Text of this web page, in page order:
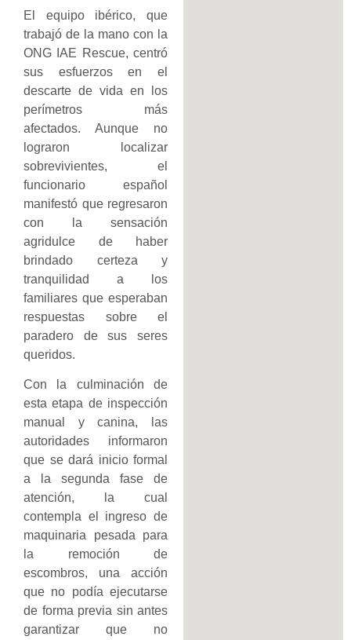
El equipo ibérico, que
trabajó de la mano con la
ONG IAE Rescue, centró
sus esfuerzos en el
descarte de vida en los
perímetros más
afectados. Aunque no
lograron localizar
sobrevivientes, el
funcionario español
manifestó que regresaron
con la sensación
agridulce de haber
brindado certeza y
tranquilidad a los
familiares que esperaban
respuestas sobre el
paradero de sus seres
queridos.
Con la culminación de
esta etapa de inspección
manual y canina, las
autoridades informaron
que se dará inicio formal
a la segunda fase de
atención, la cual
contempla el ingreso de
maquinaria pesada para
la remoción de
escombros, una acción
que no podía ejecutarse
de forma previa sin antes
garantizar que no